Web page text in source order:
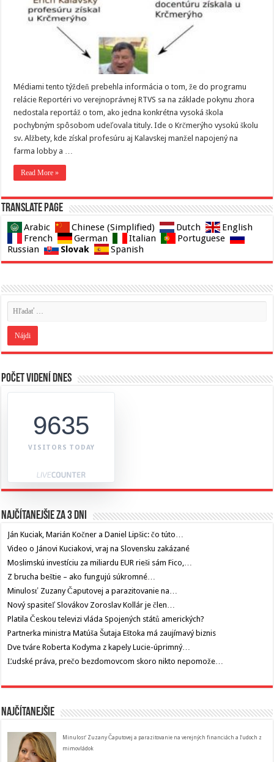
Médiami tento týždeň prebehla informácia o tom, že do programu
relácie Reportéri vo verejnoprávnej RTVS sa na základe pokynu zhora
nedostala reportáž o tom, ako jedna konkrétna vysoká škola
pochybným spôsobom udeľovala tituly. Ide o Krčmerýho vysokú školu
sv. Alžbety, kde získal profesúru aj Kalavskej manžel napojený na
farma lobby a …
Read More »
Translate page
Arabic Chinese (Simplified) Dutch
English
French
German Italian
Portuguese
Russian
Slovak Spanish
Počet videní dnes
9635
VISITORS TODAY
Najčítanejšie za 3 dni
Ján Kuciak, Marián Kočner a Daniel Lipšic: čo túto…
Video o Jánovi Kuciakovi, vraj na Slovensku zakázané
Moslimskú investíciu za miliardu EUR rieši sám Fico,…
Z brucha beštie – ako fungujú súkromné…
Minulosť Zuzany Čaputovej a parazitovanie na…
Nový spasiteľ Slovákov Zoroslav Kollár je člen…
Platila Českou televizi vláda Spojených států amerických?
Partnerka ministra Matúša Šutaja Eštoka má zaujímavý biznis
Dve tváre Roberta Kodyma z kapely Lucie-úprimný…
Ľudské práva, prečo bezdomovcom skoro nikto nepomože…
Najčítanejšie
Minulosť Zuzany Čaputovej a parazitovanie na verejných financiách a ľudoch z
mimovládok